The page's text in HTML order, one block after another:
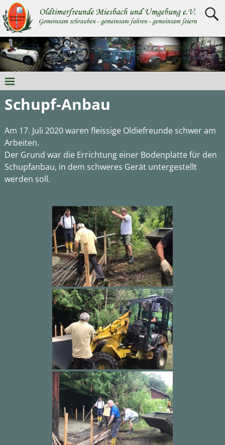
Schupf-Anbau
Am 17. Juli 2020 waren fleissige Oldiefreunde schwer am
Arbeiten.
Der Grund war die Errichtung einer Bodenplatte für den
Schupfanbau, in dem schweres Gerät untergestellt
werden soll.